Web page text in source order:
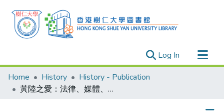
Log In (current)
Research Outputs
Researchers
Home History
History - Publication
黃陸之愛：法律、媒體、大衆娛樂與二十年代末的保守思潮